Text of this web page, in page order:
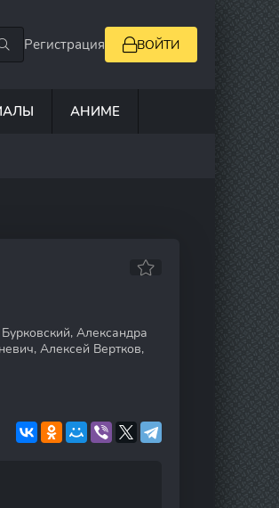
Регистрация ВОЙТИ
АНИМЕ
Александра
Алексей Вертков,